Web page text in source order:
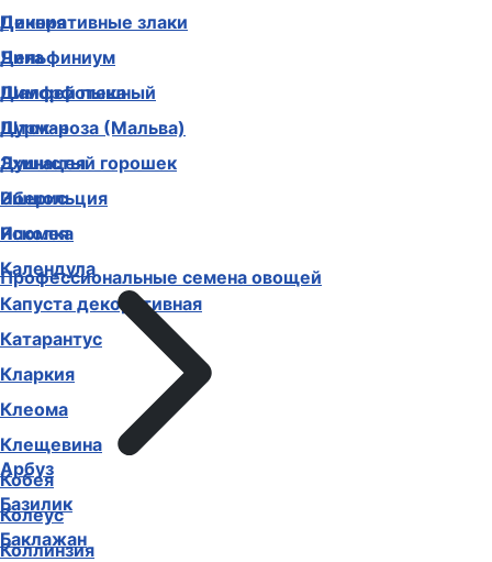
Декоративные злаки
Дельфиниум
Диморфотека
Дурман
Душистый горошек
Иберис
Ипомея
Календула
Капуста декоративная
Катарантус
Кларкия
Клеома
Клещевина
Кобея
Колеус
Коллинзия
Цинния
Чина
Шалфей пышный
Шток-роза (Мальва)
Эхинацея
Эшшольция
Ясколка
Профессиональные семена овощей
Арбуз
Базилик
Баклажан